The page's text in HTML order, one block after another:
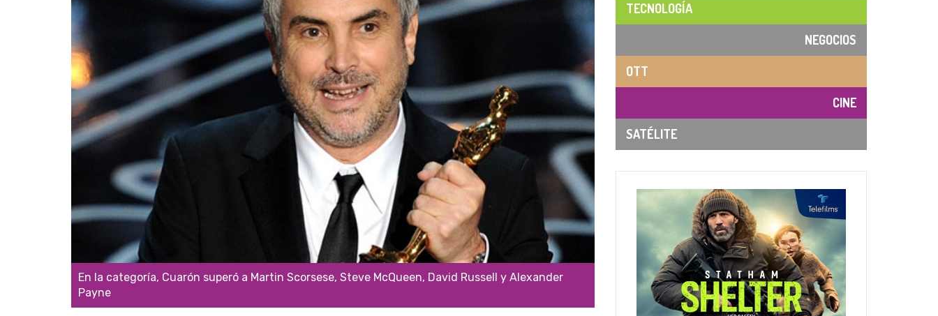
En la categoría, Cuarón superó a Martin Scorsese, Steve McQueen, David Russell y Alexander
Payne
TECNOLOGÍA
NEGOCIOS
OTT
CINE
SATÉLITE